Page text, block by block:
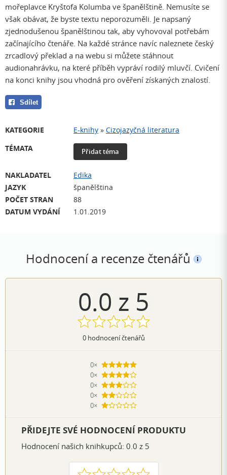
mořeplavce Kryštofa Kolumba ve španělštině. Nemusíte se
však obávat, že byste textu neporozuměli. Je napsaný
zjednodušenou španělštinou tak, aby vyhovoval potřebám
začínajícího čtenáře. Na každé stránce navíc naleznete český
zrcadlový překlad a na webu si můžete stáhnout
audionahrávku, na které příběh vypráví rodilý mluvčí. Cvičení
na konci knihy jsou vhodná pro ověření získaných znalostí.
Sdílet
KATEGORIE E-knihy » Cizojazyčná literatura
TÉMATA
Přidat téma
NAKLADATEL
Edika
JAZYK
španělština
POČET STRAN
88
DATUM VYDÁNÍ
1.01.2019
Hodnocení a recenze čtenářů
0.0 z 5
0hodnocení čtenářů
0×
5 hvězdiček
0×
4 hvězdičky
0×
3 hvězdičky
0×
2 hvězdičky
0×
1 hvezdička
PŘIDEJTE SVÉ HODNOCENÍ PRODUKTU
Hodnocení našich knihkupců: 0.0 z 5